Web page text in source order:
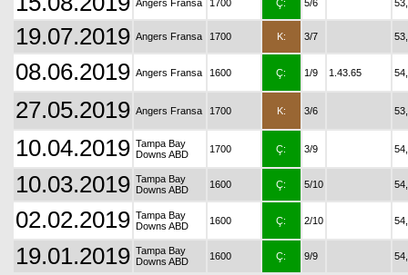
Angers Fransa 1700 Ç: 5/6
19.07.2019 Angers Fransa 1700 K: 3/7
08.06.2019 Angers Fransa 1600 Ç: 1/9 1.43.65
27.05.2019 Angers Fransa 1700 K: 3/6
10.04.2019 Tampa Bay
Downs ABD
1700 Ç: 3/9
10.03.2019 Tampa Bay
Downs ABD
1600 Ç: 5/10
02.02.2019 Tampa Bay
Downs ABD
1600 Ç: 2/10
19.01.2019 Tampa Bay
Downs ABD
1600 Ç: 9/9